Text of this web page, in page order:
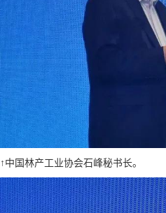
↑中国林产工业协会石峰秘书长。